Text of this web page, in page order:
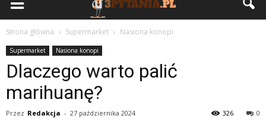
Strona główna Supermarket Nasiona konopi
Supermarket Nasiona konopi
Dlaczego warto palić
marihuanę?
Przez Redakcja - 27 października 2024 0
326